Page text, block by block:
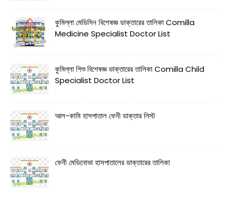
কুমিল্লা মেডিসিন বিশেষজ্ঞ ডাক্তারের তালিকা Comilla
Medicine Specialist Doctor List
কুমিল্লা শিশু বিশেষজ্ঞ ডাক্তারের তালিকা Comilla Child
Specialist Doctor List
আল-কামি হাসপাতাল ফেনী ডাক্তার লিস্ট
ফেনী মেডিনোভা হাসপাতালের ডাক্তারের তালিকা